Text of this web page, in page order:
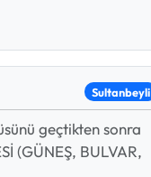
Sultanbeyli
geçtikten sonra
(GÜNEŞ, BULVAR,